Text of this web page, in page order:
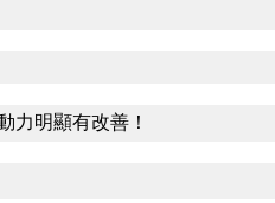
力明顯有改善！